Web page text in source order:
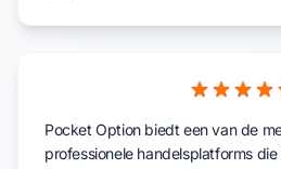
Pocket Option biedt een van de
professionele handelsplatforms